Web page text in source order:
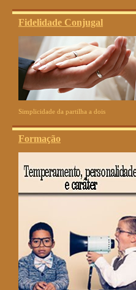
Fidelidade Conjugal
Simplicidade da partilha a dois
Formação